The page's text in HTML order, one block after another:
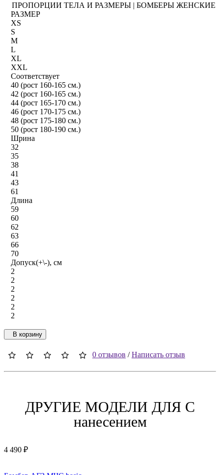
ПРОПОРЦИИ ТЕЛА И РАЗМЕРЫ | БОМБЕРЫ ЖЕНСКИЕ
РАЗМЕР
XS
S
M
L
XL
XXL
Соответствует
40 (рост 160-165 см.)
42 (рост 160-165 см.)
44 (рост 165-170 см.)
46 (рост 170-175 см.)
48 (рост 175-180 см.)
50 (рост 180-190 см.)
Шрина
32
35
38
41
43
61
Длина
59
60
62
63
66
70
Допуск(+\-), см
2
2
2
2
2
2
В корзину
0 отзывов /Написать отзыв
ДРУГИЕ МОДЕЛИ ДЛЯ C
нанесением
4 490 ₽